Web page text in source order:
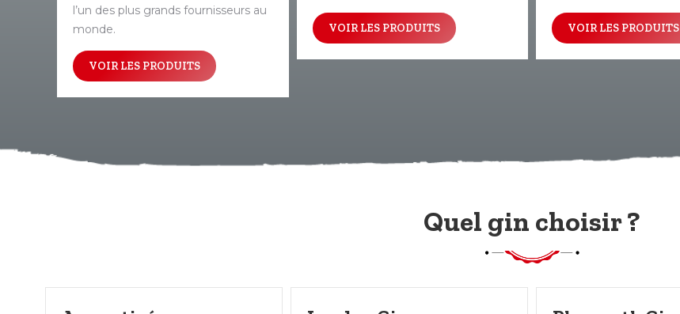
l’un des plus grands fournisseurs au
monde.
VOIR LES PRODUITS
VOIR LES PRODUITS VOIR LES PRODUITS
Quel gin choisir ?